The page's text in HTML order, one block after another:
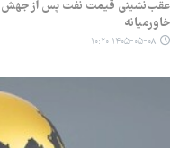
عقب‌نشینی قیمت نفت پس از جهش
خاورمیانه
۱۴۰۵-۰۵-۰۸ ۱۰:۲۰